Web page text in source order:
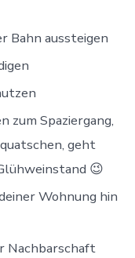
Bahn aussteigen
zum Spaziergang,
geht
😉
Wohnung hin
Nachbarschaft